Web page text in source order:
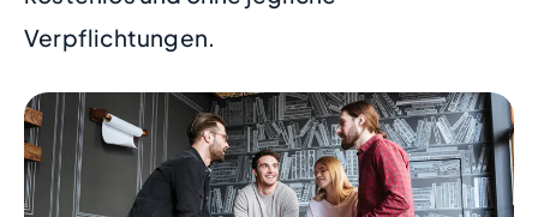
Verpflichtungen.